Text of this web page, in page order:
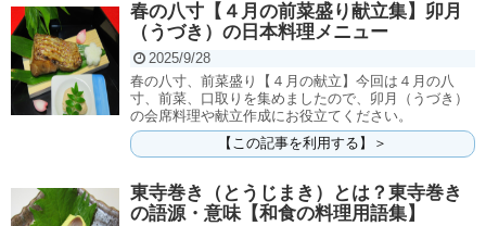
春の八寸【４月の前菜盛り献立集】卯月
（うづき）の日本料理メニュー
2025/9/28
春の八寸、前菜盛り【４月の献立】今回は４月の八
寸、前菜、口取りを集めましたので、卯月（うづき）
の会席料理や献立作成にお役立てください。
【この記事を利用する】＞
東寺巻き（とうじまき）とは？東寺巻き
の語源・意味【和食の料理用語集】